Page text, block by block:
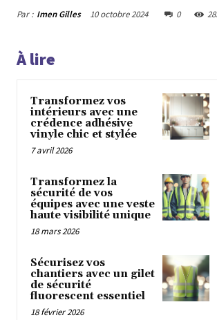
Par : Imen Gilles 10 octobre 2024 0
À lire
Transformez vos
intérieurs avec une
crédence adhésive
vinyle chic et stylée
7 avril 2026
Transformez la
sécurité de vos
équipes avec une veste
haute visibilité unique
18 mars 2026
Sécurisez vos
chantiers avec un gilet
de sécurité
fluorescent essentiel
18 février 2026